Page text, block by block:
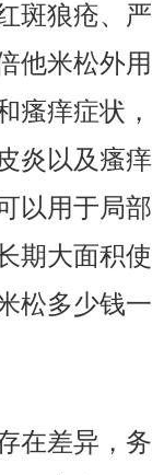
斑狼疮、严
他米松外用
瘙痒症状，
炎以及瘙痒
以用于局部
期大面积使
松多少钱一
在差异，务